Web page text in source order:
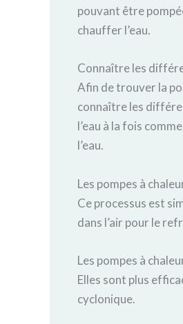
pouvant être
chauffer l’eau.
Connaître les
Afin de trouver la
connaître les
l’eau à la fois
l’eau.
Les pompes à
Ce processus est
dans l’air pour le
Les pompes à
Elles sont plus
cyclonique.